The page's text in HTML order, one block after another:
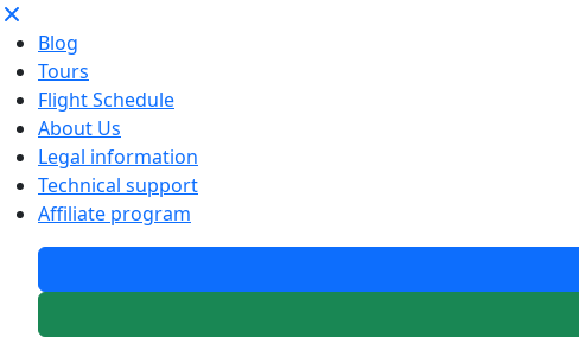
Blog
Tours
Flight Schedule
About Us
Legal information
Technical support
Affiliate program